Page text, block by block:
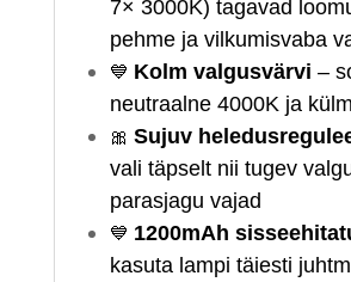
7× 3000K) tagavad
pehme ja vilkumisvaba
💙 Kolm valgusvärvi –
neutraalne 4000K ja
🎀 Sujuv
vali täpselt nii tugev
parasjagu vajad
💙 1200mAh
kasuta lampi täiesti